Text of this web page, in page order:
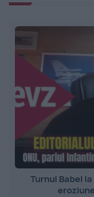
Turnul Babel